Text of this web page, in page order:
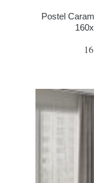
Postel